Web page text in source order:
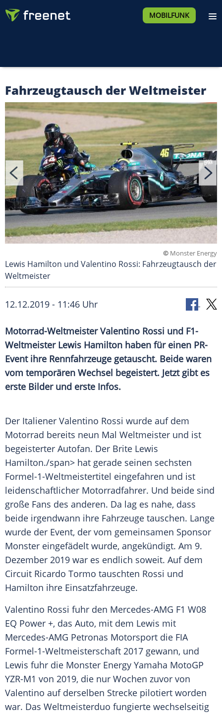
MOBILFUNK
Fahrzeugtausch der Weltmeister
© Monster Energy
Lewis Hamilton und Valentino Rossi: Fahrzeugtausch der
Weltmeister
12.12.2019 - 11:46 Uhr
Motorrad-WeltmeisterValentino Rossi und F1-
Weltmeister Lewis Hamilton haben für einen PR-
Event ihre Rennfahrzeuge getauscht. Beide waren
vom temporären Wechsel begeistert. Jetzt gibt es
erste Bilder und erste Infos.
Der Italiener Valentino Rossi wurde auf dem
Motorrad bereits neun Mal Weltmeister und ist
begeisterter Autofan. Der Brite Lewis
Hamilton./span> hat gerade seinen sechsten
Formel-1-Weltmeistertitel eingefahren und ist
leidenschaftlicher Motorradfahrer. Und beide sind
große Fans des anderen. Da lag es nahe, dass
beide irgendwann ihre Fahrzeuge tauschen. Lange
wurde der Event, der vom gemeinsamen Sponsor
Monster eingefädelt wurde, angekündigt. Am 9.
Dezember 2019 war es endlich soweit. Auf dem
Circuit Ricardo Tormo tauschten Rossi und
Hamilton ihre Einsatzfahrzeuge.
Valentino Rossi fuhr den Mercedes-AMG F1 W08
EQ Power +, das Auto, mit dem Lewis mit
Mercedes-AMG Petronas Motorsport die FIA
Formel-1-Weltmeisterschaft 2017 gewann, und
Lewis fuhr die Monster Energy Yamaha MotoGP
YZR-M1 von 2019, die nur Wochen zuvor von
Valentino auf derselben Strecke pilotiert worden
war. Das Weltmeisterduo fungierte wechselseitig